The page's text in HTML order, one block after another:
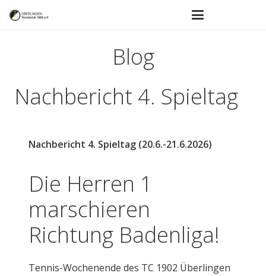
Blog
Nachbericht 4. Spieltag
Nachbericht 4. Spieltag (20.6.-21.6.2026)
Die Herren 1
marschieren
Richtung Badenliga!
Tennis-Wochenende des TC 1902 Überlingen